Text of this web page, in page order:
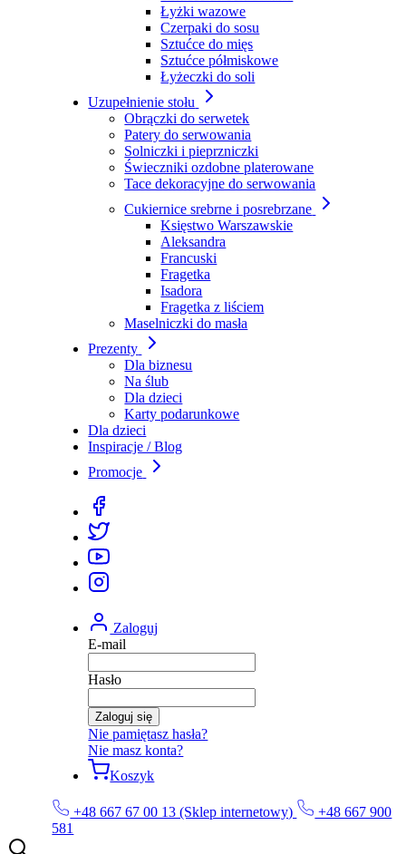
Łyżki wazowe
Czerpaki do sosu
Sztućce do mięs
Sztućce półmiskowe
Łyżeczki do soli
Uzupełnienie stołu
Obrączki do serwetek
Patery do serwowania
Solniczki i pieprzniczki
Świeczniki ozdobne platerowane
Tace dekoracyjne do serwowania
Cukiernice srebrne i posrebrzane
Księstwo Warszawskie
Aleksandra
Francuski
Fragetka
Isadora
Fragetka z liściem
Maselniczki do masła
Prezenty
Dla biznesu
Na ślub
Dla dzieci
Karty podarunkowe
Dla dzieci
Inspiracje / Blog
Promocje
Zaloguj
E-mail
Hasło
Zaloguj się
Nie pamiętasz hasła?
Nie masz konta?
Koszyk
+48 667 67 00 13 (Sklep internetowy)
+48 667 900
581